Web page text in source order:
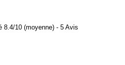
8.4/10 (moyenne) - 5 Avis